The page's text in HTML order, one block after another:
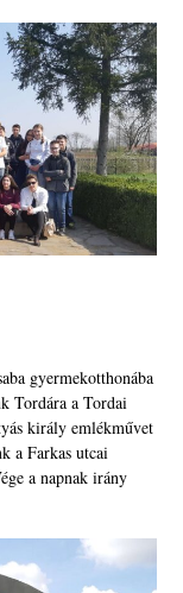
gyermekotthonába
Tordára a Tordai
király emlékművet
a Farkas utcai
a napnak irány